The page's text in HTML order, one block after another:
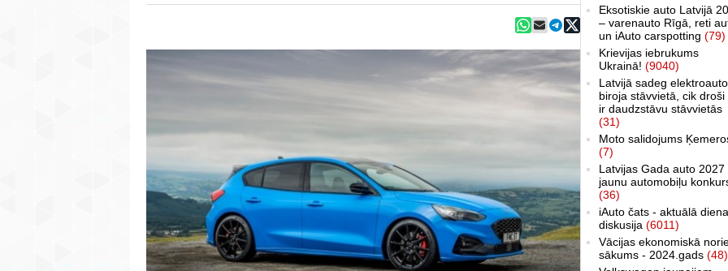
Eksotiskie auto Latvijā
– varenauto Rīgā, reti
un iAuto carspotting (79)
Krievijas iebrukums
Ukrainā! (9040)
Latvijā sadeg elektroauto
biroja stāvvietā, cik droši
ir daudzstāvu stāvvietās
(31)
Moto salidojums
(7)
Latvijas Gada auto 2027
jaunu automobiļu
(36)
iAuto čats - aktuālā
diskusija (6011)
Vācijas ekonomiskā
sākums - 2024.gads (48)